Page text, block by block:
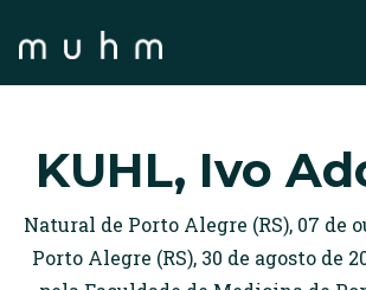
KUHL, Ivo
Natural de Porto Alegre (RS), 07 de
Porto Alegre (RS), 30 de agosto de